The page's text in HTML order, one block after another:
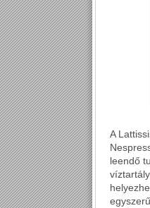
A
leendő